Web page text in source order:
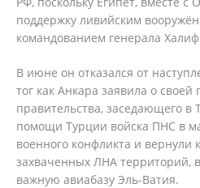
поддержку ливийским
командованием генерала
В июне он отказался от
тог как Анкара заявила о
правительства, заседающего
помощи Турции войска ПНС в
военного конфликта и вернули
захваченных ЛНА территорий,
важную авиабазу Эль-Ватия.